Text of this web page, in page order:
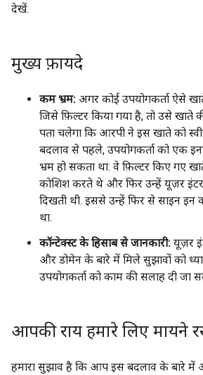
देखें.
मुख्य फ़ायदे
कम भ्रम: अगर कोई उपयोगकर्ता ऐसे
जिसे फ़िल्टर किया गया है, तो उसे खाते
पता चलेगा कि आरपी ने इस खाते को
बदलाव से पहले, उपयोगकर्ता को एक
भ्रम हो सकता था: वे फ़िल्टर किए गए
कोशिश करते थे और फिर उन्हें यूज़र
दिखती थी. इससे उन्हें फिर से साइन इन
था.
कॉन्टेक्स्ट के हिसाब से जानकारी: यूज़र
और डोमेन के बारे में मिले सुझावों को
उपयोगकर्ता को काम की सलाह दी जा
आपकी राय हमारे लिए मायने
हमारा सुझाव है कि आप इस बदलाव के बारे में